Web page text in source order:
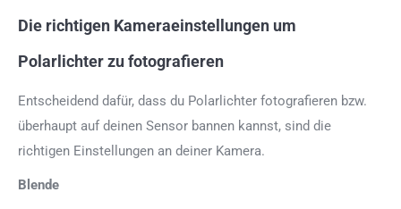
Die richtigen Kameraeinstellungen um
Polarlichter zu fotografieren
Entscheidend dafür, dass du Polarlichter fotografieren bzw.
überhaupt auf deinen Sensor bannen kannst, sind die
richtigen Einstellungen an deiner Kamera.
Blende